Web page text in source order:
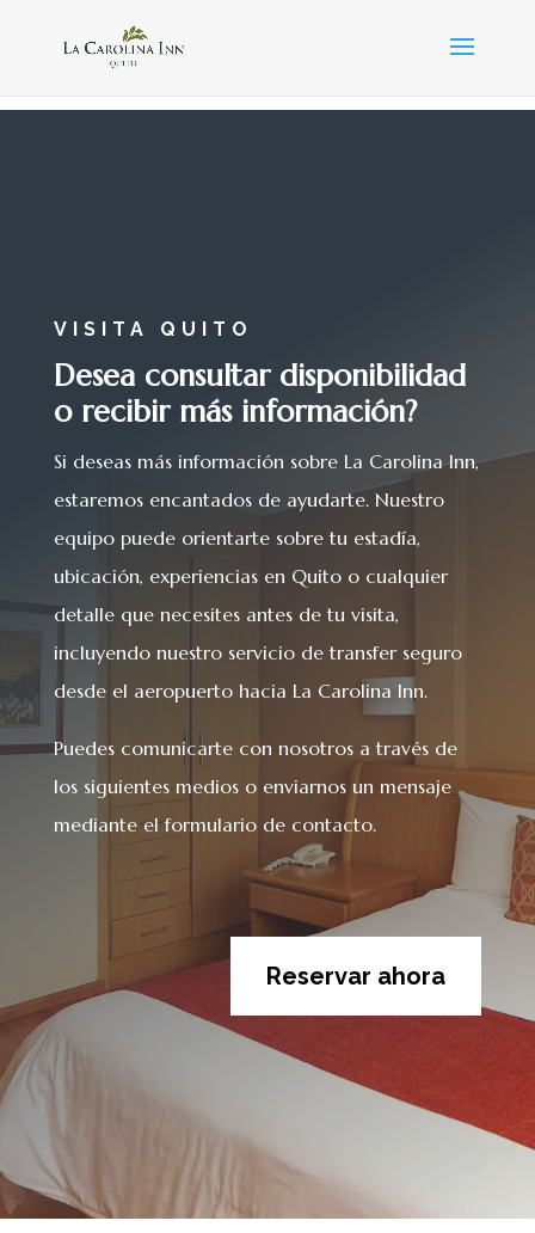
VISITA QUITO
Desea consultar disponibilidad
o recibir más información?
Si deseas más información sobre La Carolina Inn,
estaremos encantados de ayudarte. Nuestro
equipo puede orientarte sobre tu estadía,
ubicación, experiencias en Quito o cualquier
detalle que necesites antes de tu visita,
incluyendo nuestro servicio de transfer seguro
desde el aeropuerto hacia La Carolina Inn.
Puedes comunicarte con nosotros a través de
los siguientes medios o enviarnos un mensaje
mediante el formulario de contacto.
Reservar ahora